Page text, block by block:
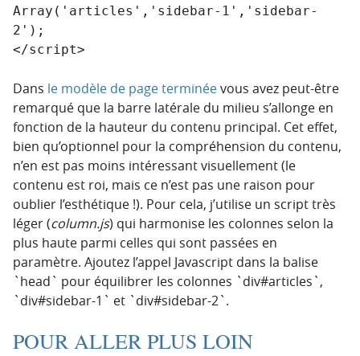
Array('articles','sidebar-1','sidebar-
2');
Dans le modèle de page terminéevous avez peut-être
remarqué que la barre latérale du milieu s’allonge en
fonction de la hauteur du contenu principal. Cet effet,
bien qu’optionnel pour la compréhension du contenu,
n’en est pas moins intéressant visuellement (le
contenu est roi, mais ce n’est pas une raison pour
oublier l’esthétique !). Pour cela, j’utilise un script très
léger (column.js) qui harmonise les colonnes selon la
plus haute parmi celles qui sont passées en
paramètre. Ajoutez l’appel Javascript dans la balise
`head` pour équilibrer les colonnes `div#articles`,
`div#sidebar-1` et `div#sidebar-2`.
POUR ALLER PLUS LOIN